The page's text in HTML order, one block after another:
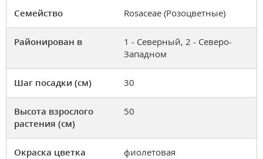
Семейство Rosaceae (Розоцветные)
Районирован в
1 - Северный, 2 - Северо-
Западном
Шаг посадки (см) 30
Высота взрослого
растения (см)
50
Окраска цветка фиолетовая